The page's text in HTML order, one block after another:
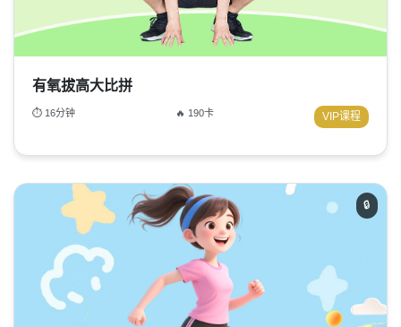
有氧拔高大比拼
⏱ 16分钟 🔥 190卡 VIP课程
🔒